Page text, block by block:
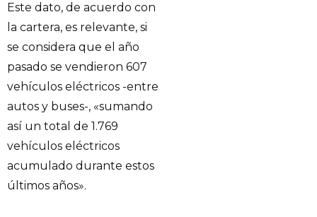
Este dato, de acuerdo con
la cartera, es relevante, si
se considera que el año
pasado se vendieron 607
vehículos eléctricos -entre
autos y buses-, «sumando
así un total de 1.769
vehículos eléctricos
acumulado durante estos
últimos años».